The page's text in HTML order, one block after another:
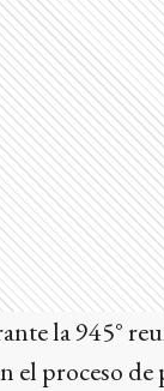
la 945°
el proceso